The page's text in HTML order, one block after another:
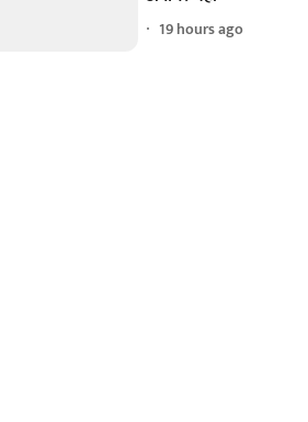
19 hours ago